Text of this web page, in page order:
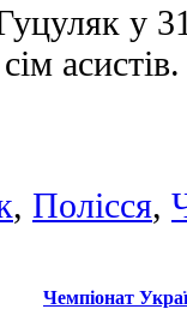
у
сім
, Полісся,
Чемпіонат